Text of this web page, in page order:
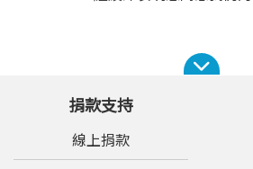
捐款支持
線上捐款